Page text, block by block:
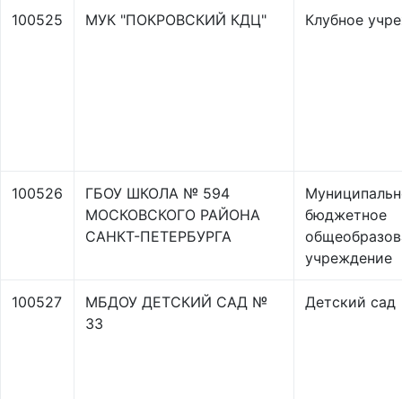
100525 МУК "ПОКРОВСКИЙ КДЦ" Клубное
100526
ГБОУ ШКОЛА № 594
МОСКОВСКОГО РАЙОНА
САНКТ-ПЕТЕРБУРГА
бюджетное
учреждение
100527
МБДОУ ДЕТСКИЙ САД №
33
Детский сад